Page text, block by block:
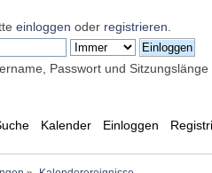
einloggen oder registrieren
Passwort und Sitzungslänge
Kalender Einloggen